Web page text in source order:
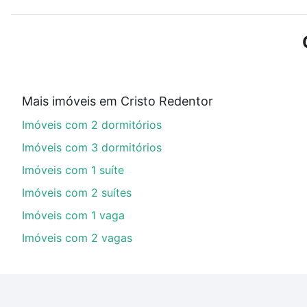
Use barra de busca no topo para pesquisar por
ou sem vaga de garagem para combinar
Imóveis com 1 suite à venda em Cristo Redentor,
Aqui na Loft temos a oferta ideal para você, com
financiamento imobiliário as parcelas podem se
portal quanto custa comprar um apartamento
Mais imóveis em Cristo Redentor
Imóveis com 2 dormitórios
Imóveis com 3 dormitórios
Imóveis com 1 suíte
Imóveis com 2 suítes
Imóveis com 1 vaga
Imóveis com 2 vagas